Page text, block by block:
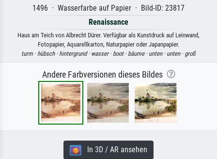
1496 · Wasserfarbe auf Papier · Bild-ID: 23817
Renaissance
Haus am Teich von Albrecht Dürer. Verfügbar als Kunstdruck auf Leinwand,
Fotopapier, Aquarellkarton, Naturpapier oder Japanpapier.
turm · hübsch · hintergrund · wasser · boot · bäume · unten · unten · groß
Andere Farbversionen dieses Bildes
In 3D / AR ansehen